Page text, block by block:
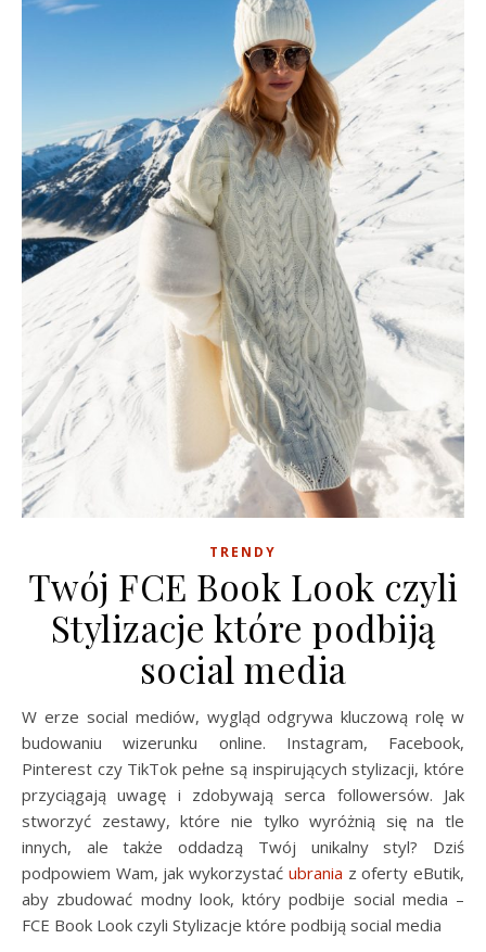
TRENDY
Twój FCE Book Look czyli
Stylizacje które podbiją
social media
W erze social mediów, wygląd odgrywa kluczową rolę w
budowaniu wizerunku online. Instagram, Facebook,
Pinterest czy TikTok pełne są inspirujących stylizacji, które
przyciągają uwagę i zdobywają serca followersów. Jak
stworzyć zestawy, które nie tylko wyróżnią się na tle
innych, ale także oddadzą Twój unikalny styl? Dziś
podpowiem Wam, jak wykorzystać ubrania z oferty eButik,
aby zbudować modny look, który podbije social media –
FCE Book Look czyli Stylizacje które podbiją social media